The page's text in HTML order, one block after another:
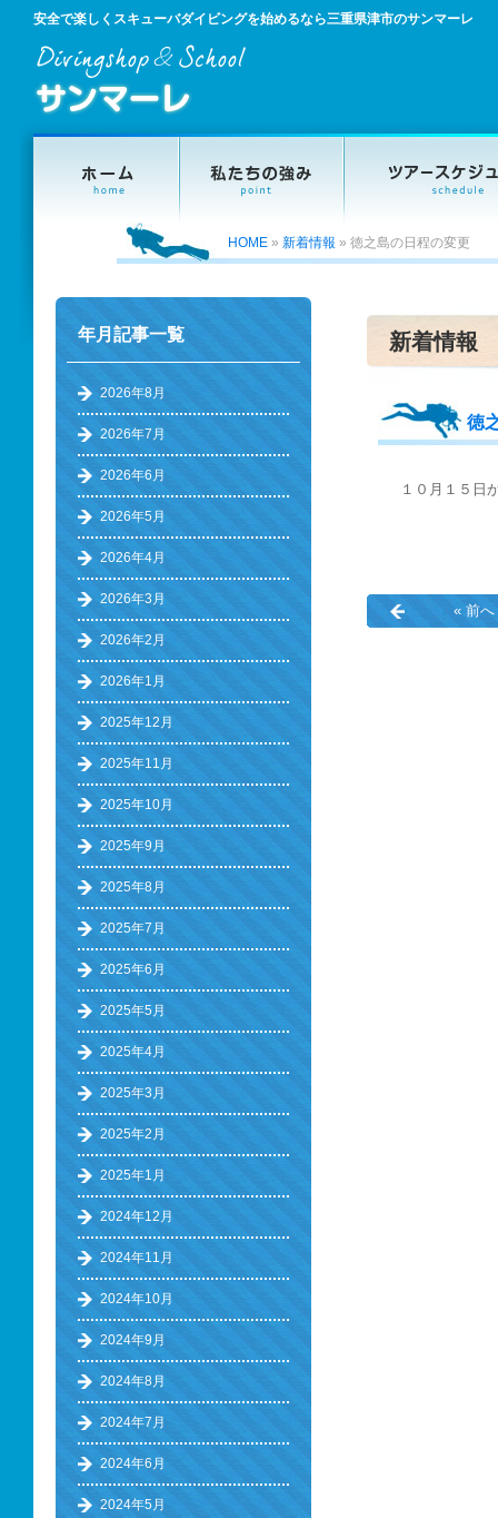
安全で楽しくスキューバダイビングを始めるなら三重県津市のサンマーレ
HOME » 新着情報 » 徳之島の日程の変更
新着情報
徳
１０月１５日
« 前へ
年月記事一覧
2026年8月
2026年7月
2026年6月
2026年5月
2026年4月
2026年3月
2026年2月
2026年1月
2025年12月
2025年11月
2025年10月
2025年9月
2025年8月
2025年7月
2025年6月
2025年5月
2025年4月
2025年3月
2025年2月
2025年1月
2024年12月
2024年11月
2024年10月
2024年9月
2024年8月
2024年7月
2024年6月
2024年5月